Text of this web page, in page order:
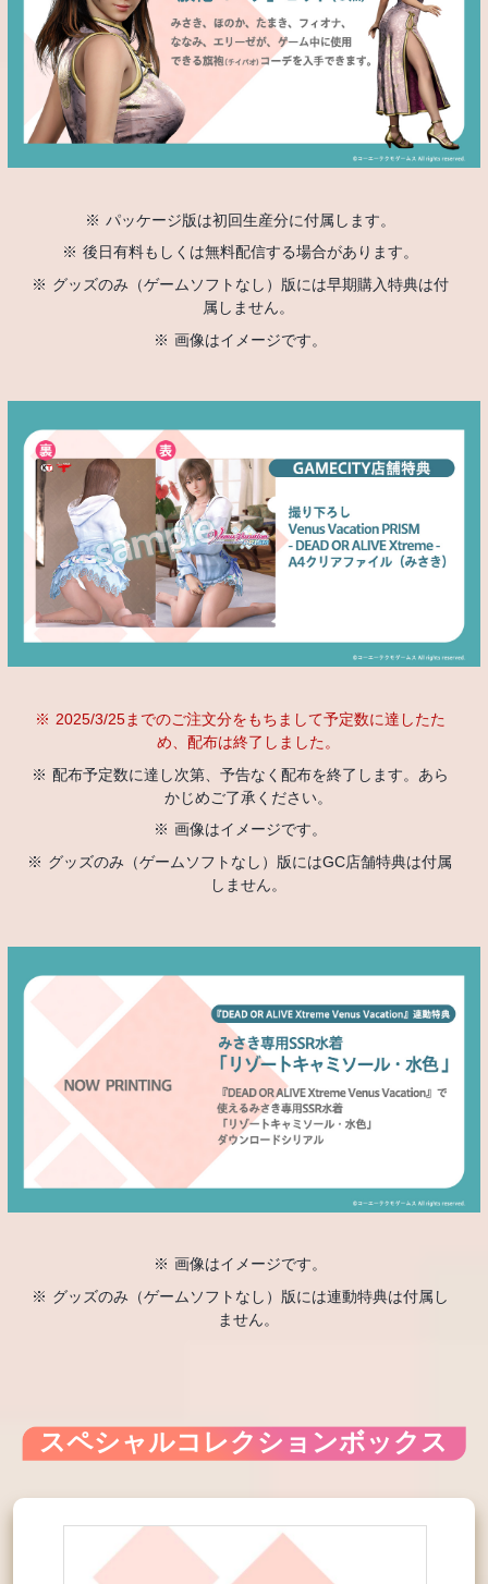
パッケージ版は初回生産分に付属します。
後日有料もしくは無料配信する場合があります。
グッズのみ（ゲームソフトなし）版には早期購入特典は付
属しません。
画像はイメージです。
2025/3/25までのご注文分をもちまして予定数に達したた
め、配布は終了しました。
配布予定数に達し次第、予告なく配布を終了します。あら
かじめご了承ください。
画像はイメージです。
グッズのみ（ゲームソフトなし）版にはGC店舗特典は付属
しません。
画像はイメージです。
グッズのみ（ゲームソフトなし）版には連動特典は付属し
ません。
スペシャルコレクションボックス